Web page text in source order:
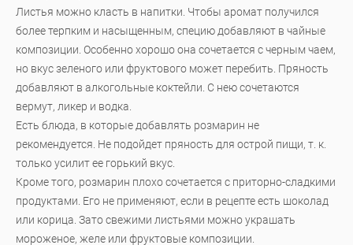
Листья можно класть в напитки. Чтобы аромат получился
более терпким и насыщенным, специю добавляют в чайные
композиции. Особенно хорошо она сочетается с черным чаем,
но вкус зеленого или фруктового может перебить. Пряность
добавляют в алкогольные коктейли. С нею сочетаются
вермут, ликер и водка.
Есть блюда, в которые добавлять розмарин не
рекомендуется. Не подойдет пряность для острой пищи, т. к.
только усилит ее горький вкус.
Кроме того, розмарин плохо сочетается с приторно-сладкими
продуктами. Его не применяют, если в рецепте есть шоколад
или корица. Зато свежими листьями можно украшать
мороженое, желе или фруктовые композиции.